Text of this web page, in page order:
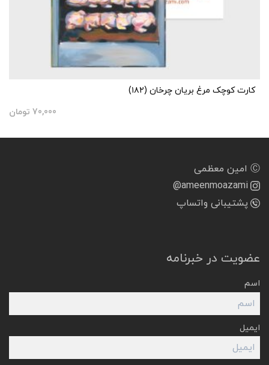
کارت کوچک مرغ بریان چرخان (۱۸۲)
70,000 تومان
Ⓒ امین معظمی
@ameenmoazami
پشتیبانی واتساپ
عضویت در خبرنامه
اسم
ایمیل